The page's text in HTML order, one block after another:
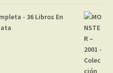
- 36 Libros En